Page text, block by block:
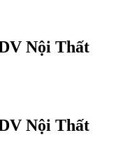
Nội Thất
Nội Thất